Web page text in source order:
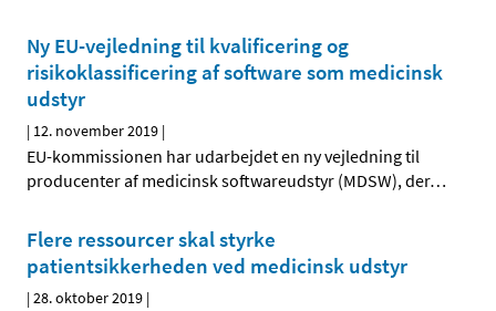
Ny EU-vejledning til kvalificering og
risikoklassificering af software som medicinsk
udstyr
| 12. november 2019 |
EU-kommissionen har udarbejdet en ny vejledning til
producenter af medicinsk softwareudstyr (MDSW), der…
Flere ressourcer skal styrke
patientsikkerheden ved medicinsk udstyr
|28. oktober 2019 |